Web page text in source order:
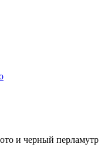
и черный перламутр